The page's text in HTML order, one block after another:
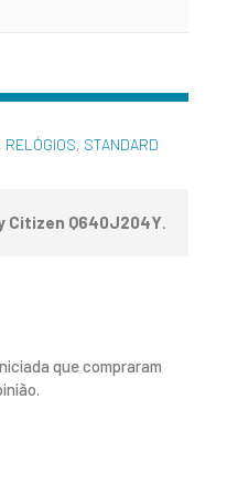
, RELÓGIOS, STANDARD
Citizen Q640J204Y.
que compraram